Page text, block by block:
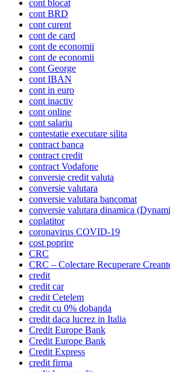
cont blocat
cont BRD
cont curent
cont de card
cont de economii
cont de economii
cont George
cont IBAN
cont in euro
cont inactiv
cont online
cont salariu
contestatie executare silita
contract banca
contract credit
contract Vodafone
conversie credit valuta
conversie valutara
conversie valutara bancomat
conversie valutara dinamica
coplatitor
coronavirus COVID-19
cost poprire
CRC
CRC – Colectare Recuperare
credit
credit car
credit Cetelem
credit cu 0% dobanda
credit daca lucrez in Italia
Credit Europe Bank
Credit Europe Bank
Credit Express
credit firma